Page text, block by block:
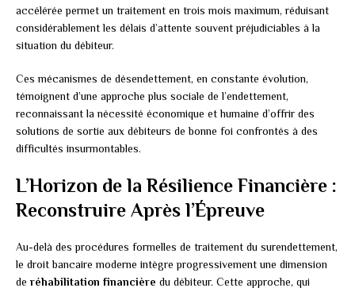
accélérée permet un traitement en trois mois maximum, réduisant
considérablement les délais d’attente souvent préjudiciables à la
situation du débiteur.
Ces mécanismes de désendettement, en constante évolution,
témoignent d’une approche plus sociale de l’endettement,
reconnaissant la nécessité économique et humaine d’offrir des
solutions de sortie aux débiteurs de bonne foi confrontés à des
difficultés insurmontables.
L’Horizon de la Résilience Financière :
Reconstruire Après l’Épreuve
Au-delà des procédures formelles de traitement du surendettement,
le droit bancaire moderne intègre progressivement une dimension
de réhabilitation financière du débiteur. Cette approche, qui